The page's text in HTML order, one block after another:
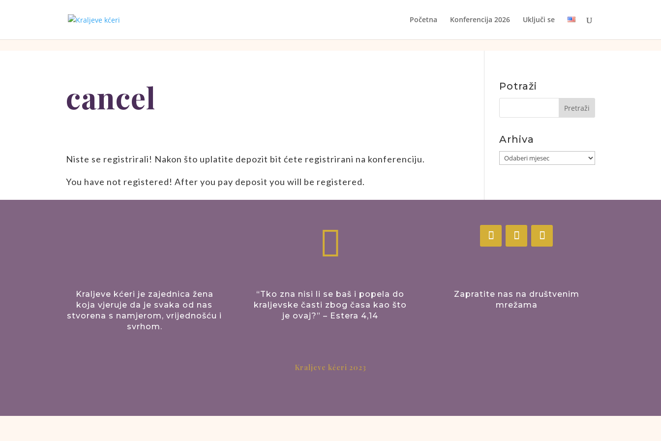
Početna
Konferencija 2026 Uključi se
cancel
Niste se registrirali! Nakon što uplatite depozit bit ćete registrirani na konferenciju.
You have not registered! After you pay deposit you will be registered.
Potraži
Arhiva
Arhiva

Kraljeve kćeri je zajednica žena
koja vjeruje da je svaka od nas
stvorena s namjerom, vrijednošću i
svrhom.
“Tko zna nisi li se baš i popela do
kraljevske časti zbog časa kao što
je ovaj?” – Estera 4,14
Zapratite nas na društvenim
mrežama
Kraljeve kćeri 2023